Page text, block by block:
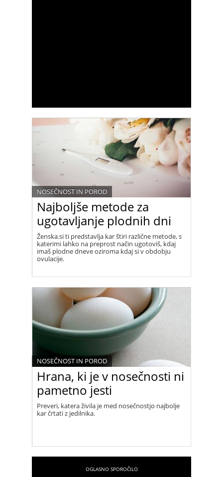
Najboljše metode za
ugotavljanje plodnih dni
NOSEČNOST IN POROD
Ženska.si ti predstavlja kar štiri različne metode, s
katerimi lahko na preprost način ugotoviš, kdaj
imaš plodne dneve oziroma kdaj si v obdobju
ovulacije.
Hrana, ki je v nosečnosti ni
pametno jesti
NOSEČNOST IN POROD
Preveri, katera živila je med nosečnostjo najbolje
kar črtati z jedilnika.